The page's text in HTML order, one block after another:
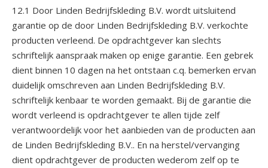
12.1 Door Linden Bedrijfskleding B.V. wordt uitsluitend
garantie op de door Linden Bedrijfskleding B.V. verkochte
producten verleend. De opdrachtgever kan slechts
schriftelijk aanspraak maken op enige garantie. Een gebrek
dient binnen 10 dagen na het ontstaan c.q. bemerken ervan
duidelijk omschreven aan Linden Bedrijfskleding B.V.
schriftelijk kenbaar te worden gemaakt. Bij de garantie die
wordt verleend is opdrachtgever te allen tijde zelf
verantwoordelijk voor het aanbieden van de producten aan
de Linden Bedrijfskleding B.V.. En na herstel/vervanging
dient opdrachtgever de producten wederom zelf op te